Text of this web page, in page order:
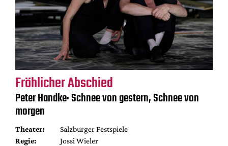
Fröhlicher Abschied
Peter Handke: Schnee von gestern, Schnee von
morgen
Theater:
Salzburger Festspiele
Regie:
Jossi Wieler